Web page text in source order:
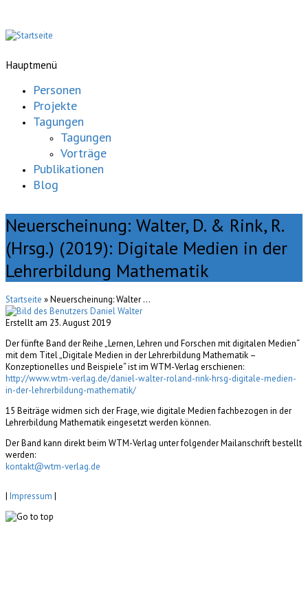
Hauptmenü
Personen
Projekte
Tagungen
Tagungen
Vorträge
Publikationen
Blog
Neuerscheinung: Walter, D. & Rink, R.
(Hrsg.) (2019): Digitale Medien in der
Lehrerbildung Mathematik
Startseite » Neuerscheinung: Walter ...
Erstellt am 23. August 2019
Der fünfte Band der Reihe „Lernen, Lehren und Forschen mit digitalen Medien“
mit dem Titel „Digitale Medien in der Lehrerbildung Mathematik –
Konzeptionelles und Beispiele“ ist im WTM-Verlag erschienen:
http://www.wtm-verlag.de/daniel-walter-roland-rink-hrsg-digitale-medien-
in-der-lehrerbildung-mathematik/
15 Beiträge widmen sich der Frage, wie digitale Medien fachbezogen in der
Lehrerbildung Mathematik eingesetzt werden können.
Der Band kann direkt beim WTM-Verlag unter folgender Mailanschrift bestellt
werden:
kontakt@wtm-verlag.de
| Impressum |